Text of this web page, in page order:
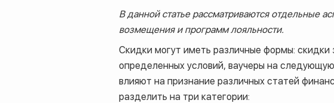
В данной статье рассматриваются отдельные
возмещения и программ лояльности.
Скидки могут иметь различные формы:
определенных условий, ваучеры на
влияют на признание различных статей
разделить на три категории: